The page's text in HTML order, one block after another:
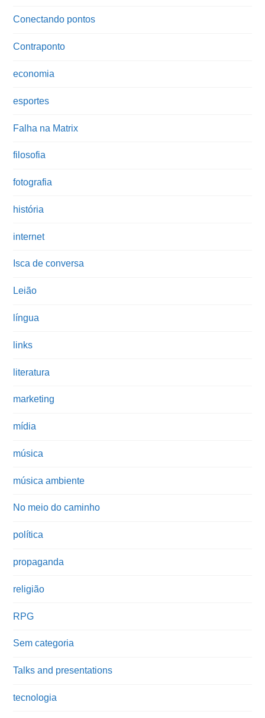
Conectando pontos
Contraponto
economia
esportes
Falha na Matrix
filosofia
fotografia
história
internet
Isca de conversa
Leião
língua
links
literatura
marketing
mídia
música
música ambiente
No meio do caminho
política
propaganda
religião
RPG
Sem categoria
Talks and presentations
tecnologia